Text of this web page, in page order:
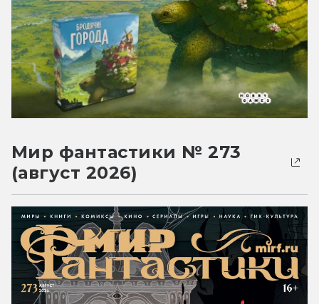
Мир фантастики № 273
(август 2026)